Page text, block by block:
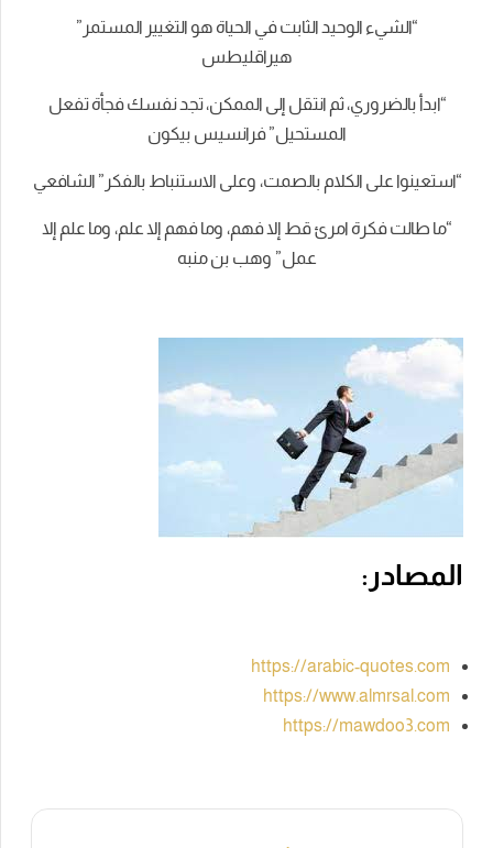
“الشيء الوحيد الثابت في الحياة هو التغيير المستمر”
هيراقليطس
“ابدأ بالضروري، ثم انتقل إلى الممكن، تجد نفسك فجأة تفعل
المستحيل” فرانسيس بيكون
“استعينوا على الكلام بالصمت، وعلى الاستنباط بالفكر” الشافعي
“ما طالت فكرة امرئ قط إلا فهم، وما فهم إلا علم، وما علم إلا
عمل” وهب بن منبه
المصادر:
https://arabic-quotes.com
https://www.almrsal.com
https://mawdoo3.com